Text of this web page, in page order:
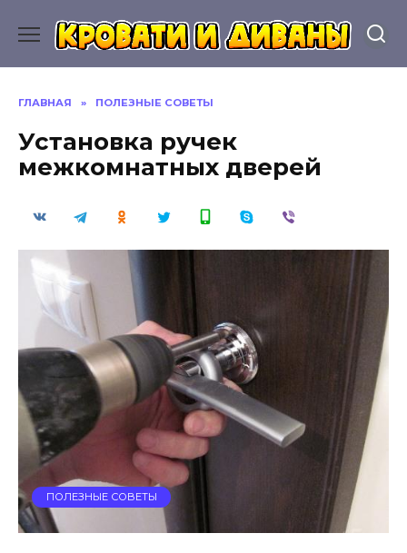
содержанию
ГЛАВНАЯ » ПОЛЕЗНЫЕ СОВЕТЫ
Установка ручек
межкомнатных дверей
ПОЛЕЗНЫЕ СОВЕТЫ